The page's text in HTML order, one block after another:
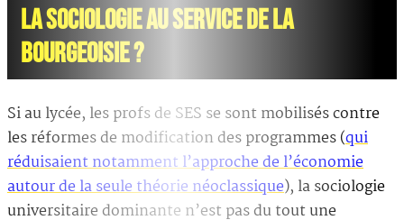
LA SOCIOLOGIE AU SERVICE DE LA
BOURGEOISIE ?
Si au lycée, les profs de SES se sont mobilisés contre
les réformes de modification des programmes (qui
réduisaient notamment l’approche de l’économie
autour de la seule théorie néoclassique), la sociologie
universitaire dominante n’est pas du tout une